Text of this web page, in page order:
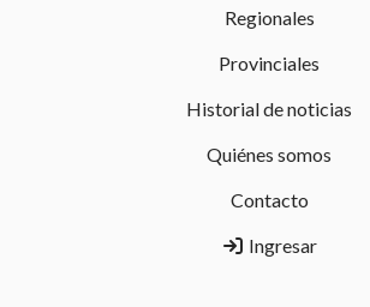
Regionales
Provinciales
Historial de noticias
Quiénes somos
Contacto
Ingresar